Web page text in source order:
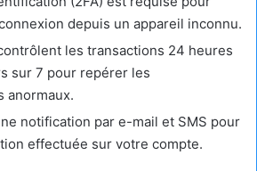
depuis un appareil inconnu.
les transactions 24 heures
sur 7 pour repérer les
anormaux.
notification par e-mail et SMS pour
effectuée sur votre compte.